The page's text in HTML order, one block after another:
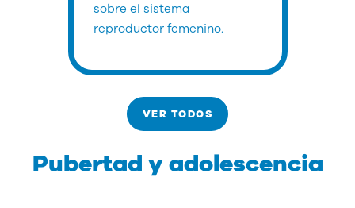
sobre el sistema
reproductor femenino.
VER TODOS
Pubertad y adolescencia